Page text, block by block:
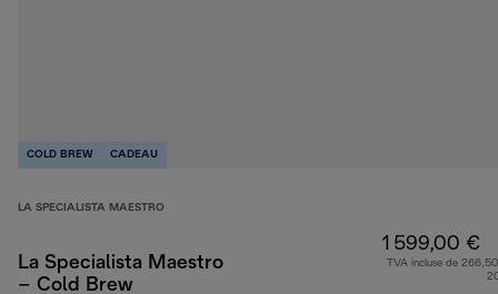
COLD BREW CADEAU
LA SPECIALISTA MAESTRO
La Specialista Maestro
– Cold Brew
1 599,00 €
TVA incluse de